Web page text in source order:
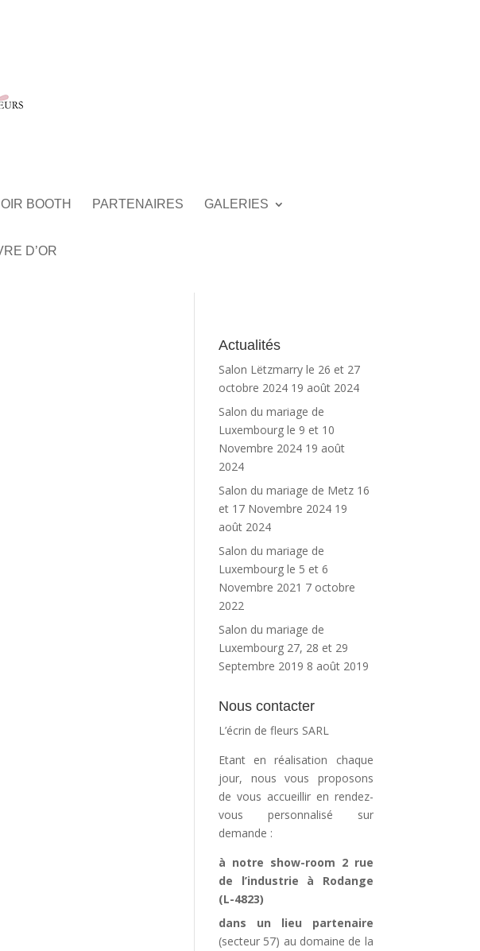
BOOTH PARTENAIRES GALERIES
D’OR
Actualités
Salon Lëtzmarry le 26 et 27
octobre 2024 19 août 2024
Salon du mariage de
Luxembourg le 9 et 10
Novembre 2024 19 août
2024
Salon du mariage de Metz 16
et 17 Novembre 2024 19
août 2024
Salon du mariage de
Luxembourg le 5 et 6
Novembre 2021 7 octobre
2022
Salon du mariage de
Luxembourg 27, 28 et 29
Septembre 2019 8 août 2019
Nous contacter
L’écrin de fleurs SARL
Etant en réalisation chaque
jour, nous vous proposons
de vous accueillir en rendez-
vous personnalisé sur
demande :
à notre show-room 2 rue
de l’industrie à Rodange
(L-4823)
dans un lieu partenaire
(secteur 57) au domaine de la